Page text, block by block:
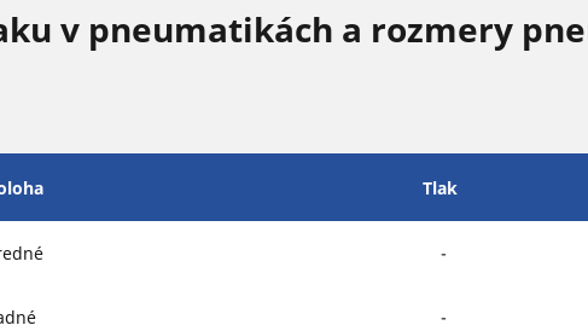
v pneumatikách a rozmery
Tlak
-
-